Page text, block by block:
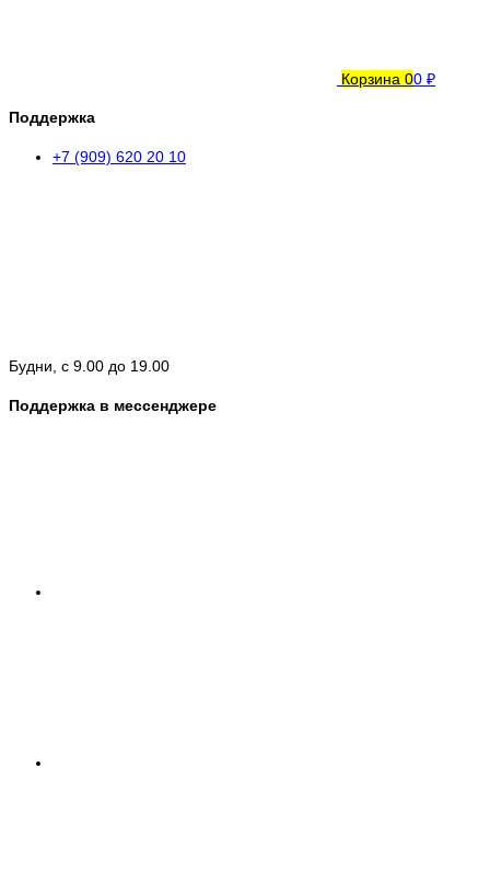
Корзина 00 ₽
Поддержка
+7 (909) 620 20 10
Будни, с 9.00 до 19.00
Поддержка в мессенджере